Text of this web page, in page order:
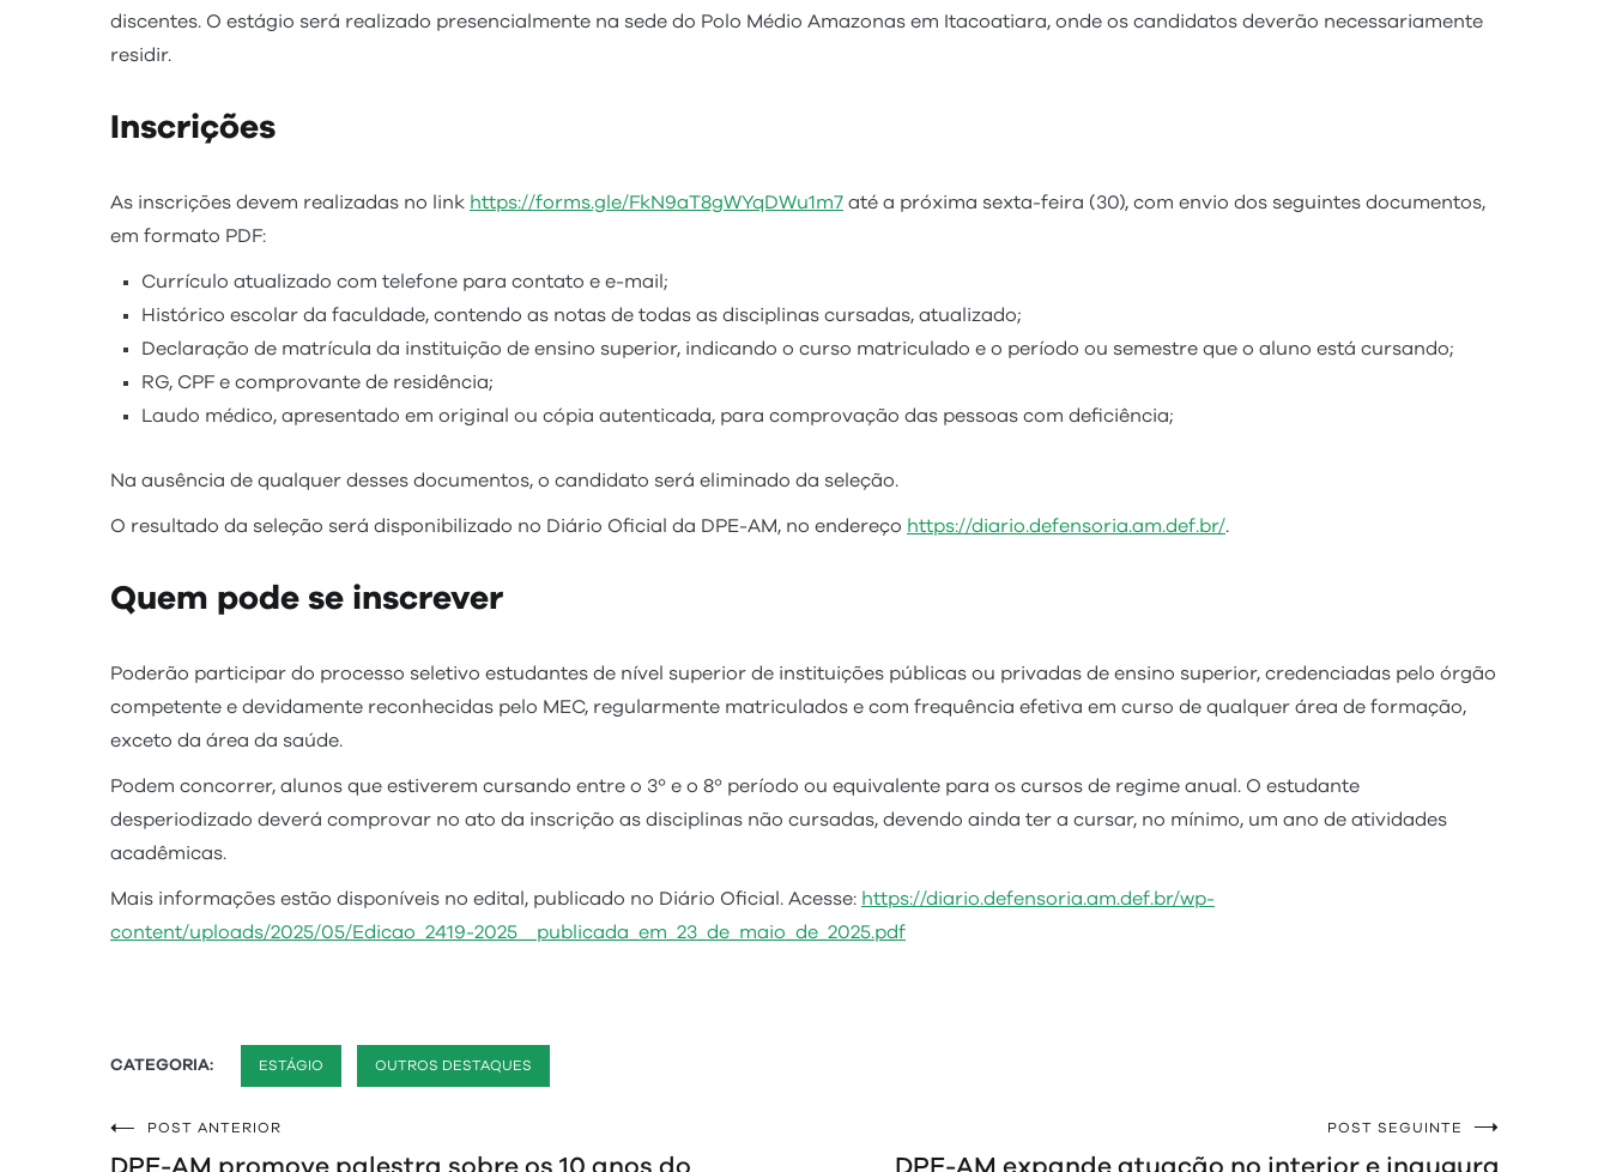
discentes. O estágio será realizado presencialmente na sede do Polo Médio Amazonas em Itacoatiara, onde os candidatos deverão necessariamente
residir.
Inscrições
As inscrições devem realizadas no link https://forms.gle/FkN9aT8gWYqDWu1m7 até a próxima sexta-feira (30), com envio dos seguintes documentos,
em formato PDF:
Currículo atualizado com telefone para contato e e-mail;
Histórico escolar da faculdade, contendo as notas de todas as disciplinas cursadas, atualizado;
Declaração de matrícula da instituição de ensino superior, indicando o curso matriculado e o período ou semestre que o aluno está cursando;
RG, CPF e comprovante de residência;
Laudo médico, apresentado em original ou cópia autenticada, para comprovação das pessoas com deficiência;
Na ausência de qualquer desses documentos, o candidato será eliminado da seleção.
O resultado da seleção será disponibilizado no Diário Oficial da DPE-AM, no endereço https://diario.defensoria.am.def.br/.
Quem pode se inscrever
Poderão participar do processo seletivo estudantes de nível superior de instituições públicas ou privadas de ensino superior, credenciadas pelo órgão
competente e devidamente reconhecidas pelo MEC, regularmente matriculados e com frequência efetiva em curso de qualquer área de formação,
exceto da área da saúde.
Podem concorrer, alunos que estiverem cursando entre o 3º e o 8º período ou equivalente para os cursos de regime anual. O estudante
desperiodizado deverá comprovar no ato da inscrição as disciplinas não cursadas, devendo ainda ter a cursar, no mínimo, um ano de atividades
acadêmicas.
Mais informações estão disponíveis no edital, publicado no Diário Oficial. Acesse: https://diario.defensoria.am.def.br/wp-
content/uploads/2025/05/Edicao_2419-2025__publicada_em_23_de_maio_de_2025.pdf
CATEGORIA: ESTÁGIO OUTROS DESTAQUES
Navegação
POST ANTERIOR
DPE-AM promove palestra sobre os 10 anos do
POST SEGUINTE
DPE-AM expande atuação no interior e inaugura